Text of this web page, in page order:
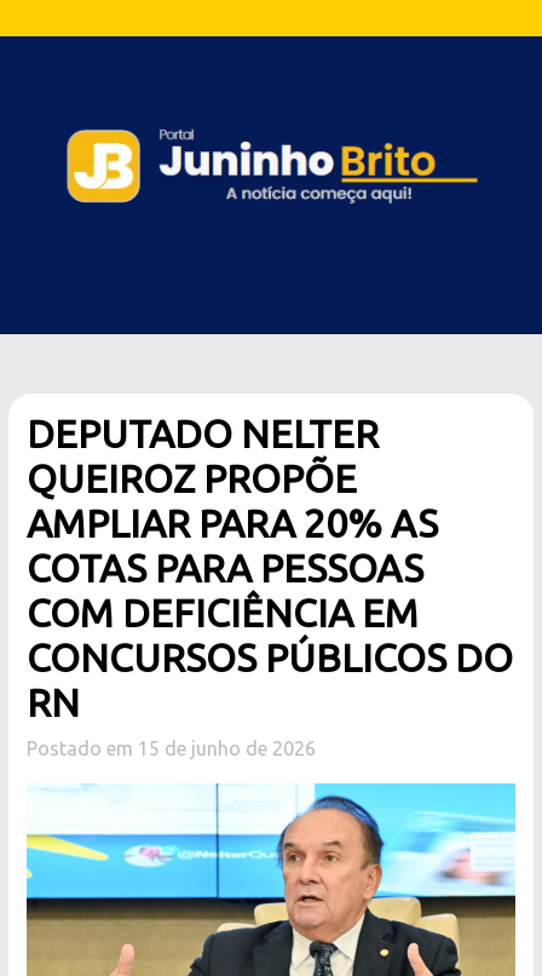
DEPUTADO NELTER
QUEIROZ PROPÕE
AMPLIAR PARA 20% AS
COTAS PARA PESSOAS
COM DEFICIÊNCIA EM
CONCURSOS PÚBLICOS DO
RN
Postado em 15 de junho de 2026